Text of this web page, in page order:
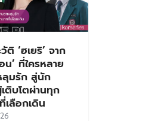
ติ ‘ฮเยริ’ จาก
’ ที่ใครหลาย
มรัก สู่นัก
ติบโตผ่านทุก
เลือกเดิน